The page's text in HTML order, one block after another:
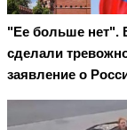
"Ее больше
сделали
заявление о